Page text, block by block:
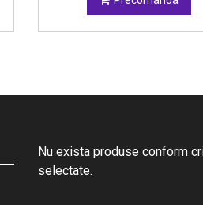
Nu exista produse conform
selectate.